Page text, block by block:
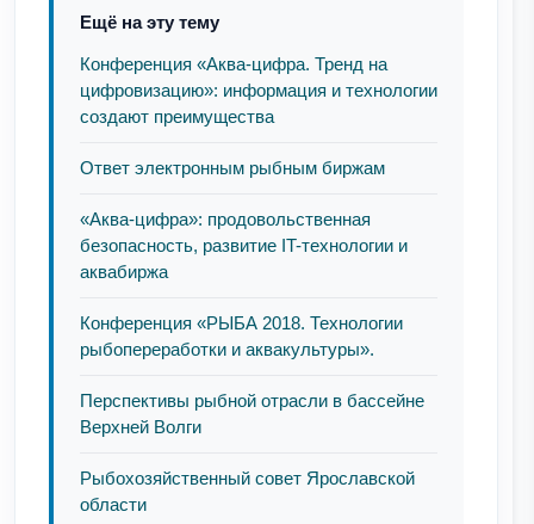
Ещё на эту тему
Конференция «Аква-цифра. Тренд на
цифровизацию»: информация и технологии
создают преимущества
Ответ электронным рыбным биржам
«Аква-цифра»: продовольственная
безопасность, развитие IT-технологии и
аквабиржа
Конференция «РЫБА 2018. Технологии
рыбопереработки и аквакультуры».
Перспективы рыбной отрасли в бассейне
Верхней Волги
Рыбохозяйственный совет Ярославской
области